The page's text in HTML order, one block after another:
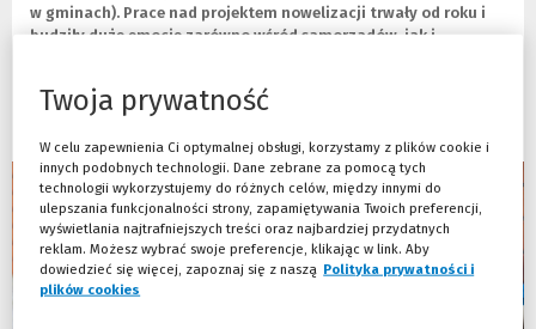
w gminach). Prace nad projektem nowelizacji trwały od roku i
budziły duże emocje zarówno wśród samorządów, jak i
strumieniem odpadów komunalnych oraz zachęcenie do
Twoja prywatność
W celu zapewnienia Ci optymalnej obsługi, korzystamy z plików cookie i
innych podobnych technologii. Dane zebrane za pomocą tych
technologii wykorzystujemy do różnych celów, między innymi do
ulepszania funkcjonalności strony, zapamiętywania Twoich preferencji,
wyświetlania najtrafniejszych treści oraz najbardziej przydatnych
reklam. Możesz wybrać swoje preferencje, klikając w link. Aby
dowiedzieć się więcej, zapoznaj się z naszą Polityka prywatności i
plików cookies